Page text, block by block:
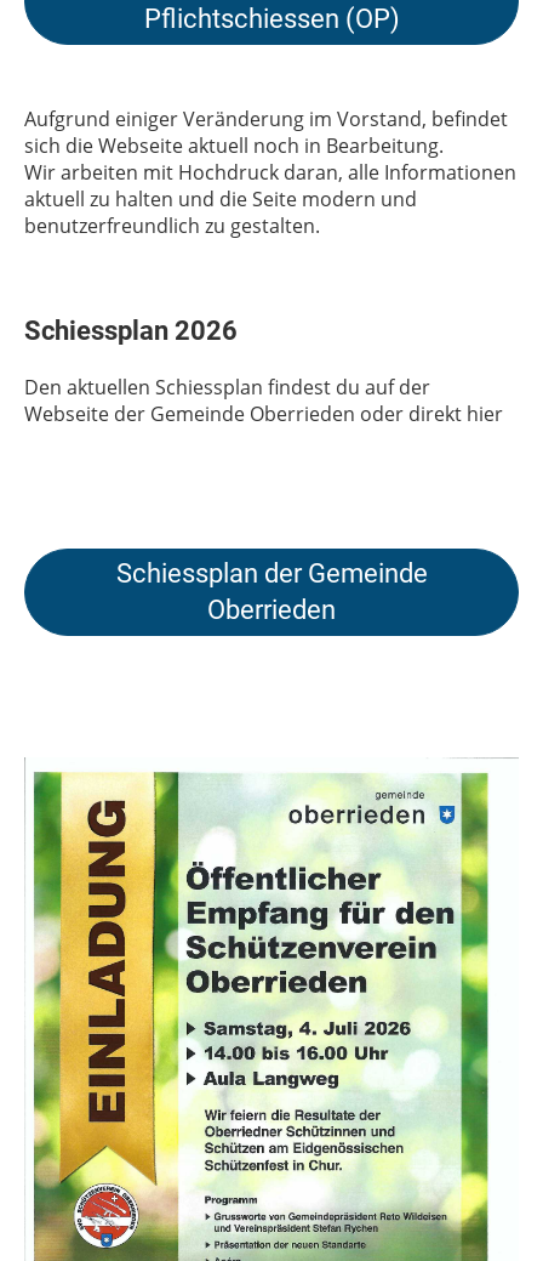
Pflichtschiessen (OP)
Aufgrund einiger Veränderung im Vorstand, befindet
sich die Webseite aktuell noch in Bearbeitung.
Wir arbeiten mit Hochdruck daran, alle Informationen
aktuell zu halten und die Seite modern und
benutzerfreundlich zu gestalten.
Schiessplan 2026
Den aktuellen Schiessplan findest du auf der
Webseite der Gemeinde Oberrieden oder direkt hier
Schiessplan der Gemeinde
Oberrieden